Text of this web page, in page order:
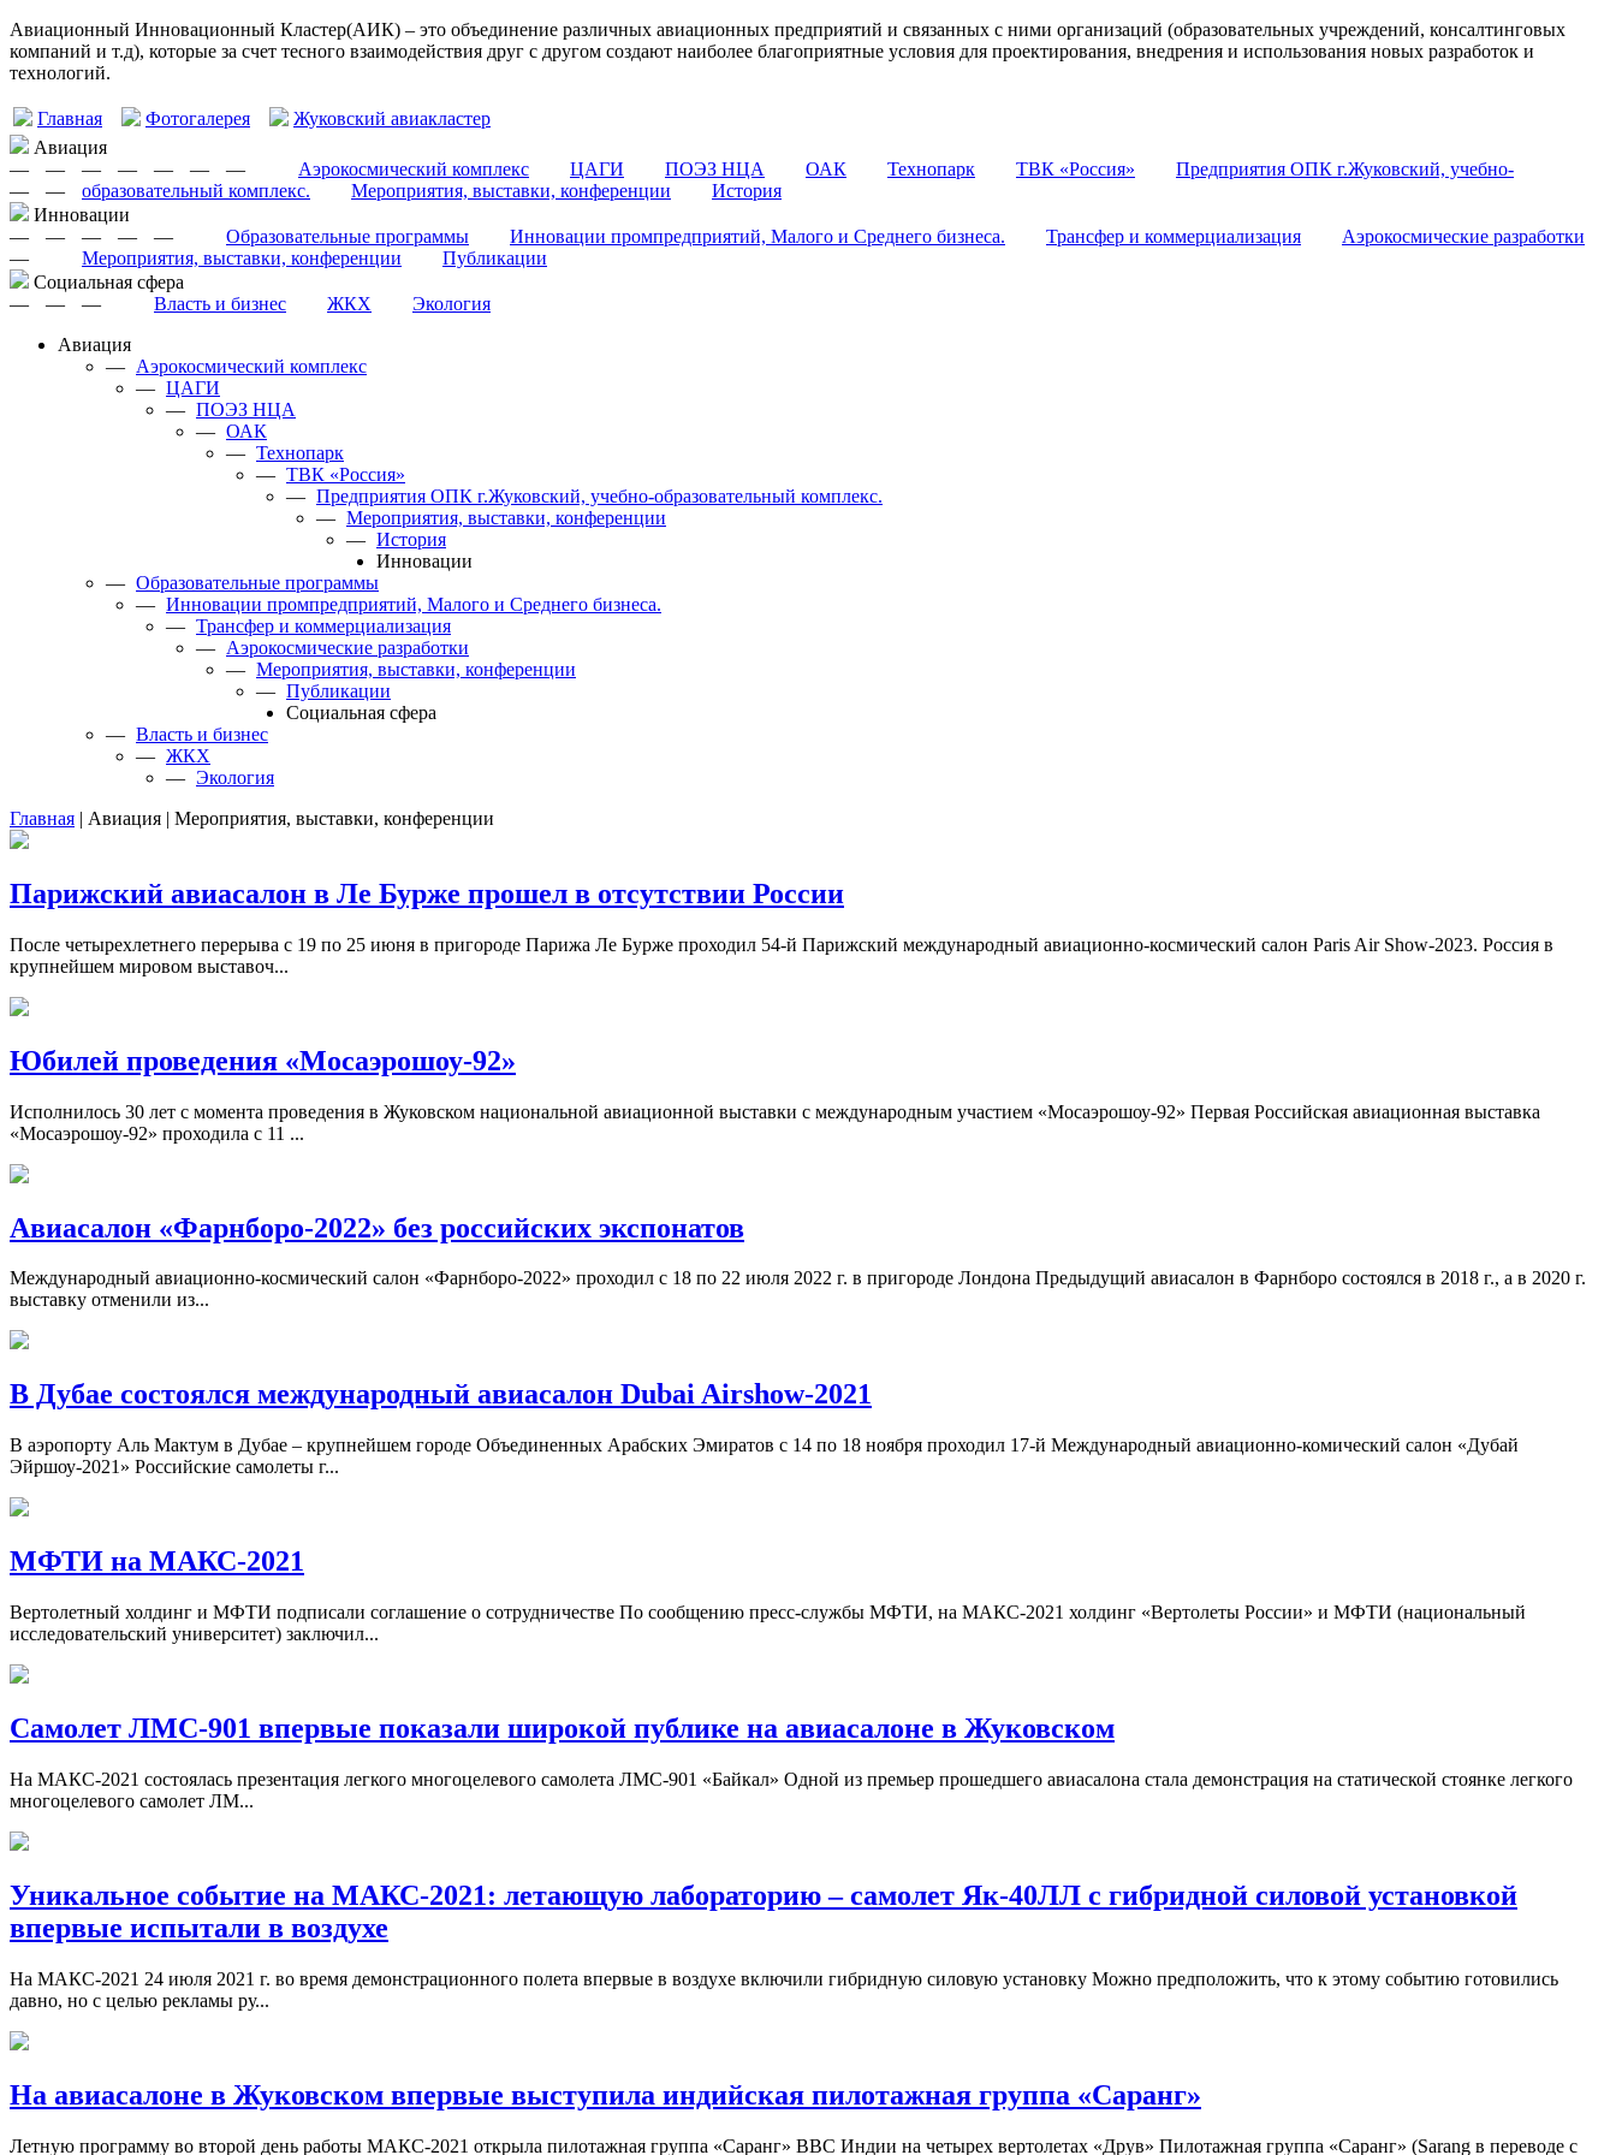
Авиационный Инновационный Кластер(АИК) – это объединение различных авиационных предприятий и связанных с ними организаций (образовательных учреждений, консалтинговых
компаний и т.д), которые за счет тесного взаимодействия друг с другом создают наиболее благоприятные условия для проектирования, внедрения и использования новых разработок и
технологий.
Главная Фотогалерея
Жуковский авиакластер
Авиация
—
Аэрокосмический комплекс
— ЦАГИ
— ПОЭЗ НЦА
— ОАК
— Технопарк
— ТВК «Россия»
—
Предприятия ОПК г.Жуковский, учебно-
образовательный комплекс.
— Мероприятия, выставки, конференции
—
История
Инновации
—
Образовательные программы
— Инновации промпредприятий, Малого и Среднего бизнеса.
— Трансфер и коммерциализация
— Аэрокосмические разработки
—
Мероприятия, выставки, конференции
—
Публикации
Cоциальная сфера
—
Власть и бизнес
— ЖКХ
—
Экология
Авиация
— Аэрокосмический комплекс
— ЦАГИ
— ПОЭЗ НЦА
— ОАК
— Технопарк
— ТВК «Россия»
— Предприятия ОПК г.Жуковский, учебно-образовательный комплекс.
— Мероприятия, выставки, конференции
— История
Инновации
— Образовательные программы
— Инновации промпредприятий, Малого и Среднего бизнеса.
— Трансфер и коммерциализация
— Аэрокосмические разработки
— Мероприятия, выставки, конференции
— Публикации
Cоциальная сфера
— Власть и бизнес
— ЖКХ
— Экология
Главная | Авиация | Мероприятия, выставки, конференции
Парижский авиасалон в Ле Бурже прошел в отсутствии России
После четырехлетнего перерыва с 19 по 25 июня в пригороде Парижа Ле Бурже проходил 54-й Парижский международный авиационно-космический салон Paris Air Show-2023. Россия в
крупнейшем мировом выставоч...
Юбилей проведения «Мосаэрошоу-92»
Исполнилось 30 лет с момента проведения в Жуковском национальной авиационной выставки с международным участием «Мосаэрошоу-92» Первая Российская авиационная выставка
«Мосаэрошоу-92» проходила с 11 ...
Авиасалон «Фарнборо-2022» без российских экспонатов
Международный авиационно-космический салон «Фарнборо-2022» проходил с 18 по 22 июля 2022 г. в пригороде Лондона Предыдущий авиасалон в Фарнборо состоялся в 2018 г., а в 2020 г.
выставку отменили из...
В Дубае состоялся международный авиасалон Dubai Airshow-2021
В аэропорту Аль Мактум в Дубае – крупнейшем городе Объединенных Арабских Эмиратов с 14 по 18 ноября проходил 17-й Международный авиационно-комический салон «Дубай
Эйршоу-2021» Российские самолеты г...
МФТИ на МАКС-2021
Вертолетный холдинг и МФТИ подписали соглашение о сотрудничестве По сообщению пресс-службы МФТИ, на МАКС-2021 холдинг «Вертолеты России» и МФТИ (национальный
исследовательский университет) заключил...
Самолет ЛМС-901 впервые показали широкой публике на авиасалоне в Жуковском
На МАКС-2021 состоялась презентация легкого многоцелевого самолета ЛМС-901 «Байкал» Одной из премьер прошедшего авиасалона стала демонстрация на статической стоянке легкого
многоцелевого самолет ЛМ...
Уникальное событие на МАКС-2021: летающую лабораторию – самолет Як-40ЛЛ с гибридной силовой установкой
впервые испытали в воздухе
На МАКС-2021 24 июля 2021 г. во время демонстрационного полета впервые в воздухе включили гибридную силовую установку Можно предположить, что к этому событию готовились
давно, но с целью рекламы ру...
На авиасалоне в Жуковском впервые выступила индийская пилотажная группа «Саранг»
Летную программу во второй день работы МАКС-2021 открыла пилотажная группа «Саранг» ВВС Индии на четырех вертолетах «Друв» Пилотажная группа «Саранг» (Sarang в переводе с